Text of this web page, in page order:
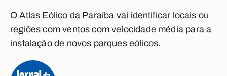
O Atlas Eólico da Paraíba vai identificar locais ou
regiões com ventos com velocidade média para a
instalação de novos parques eólicos.